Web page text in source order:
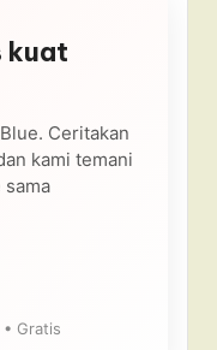
kuat
Ceritakan
kami temani
Gratis